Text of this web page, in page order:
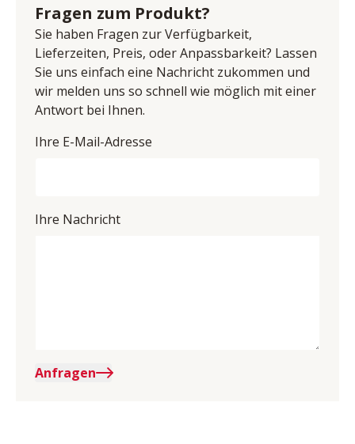
Sitzhöhe 50 cm, Sitztiefe 44 cm, BHT ca. 62/90/62 cm
E-Mail-Adresse: steinhage@mca-furniture.de
UID (Umsatzsteuer-Identifikationsnummer): DE
814860209
Fragen zum Produkt?
Sie haben Fragen zur Verfügbarkeit,
Lieferzeiten, Preis, oder Anpassbarkeit? Lassen
Sie uns einfach eine Nachricht zukommen und
wir melden uns so schnell wie möglich mit einer
Antwort bei Ihnen.
Ihre E-Mail-Adresse
Ihre Nachricht
Anfragen